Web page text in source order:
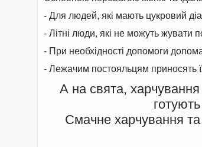
- Для людей, які мають цукровий
- Літні люди, які не можуть жувати
- При необхідності допомоги
- Лежачим постояльцям приносять
А на свята, харчування
Смачне харчування